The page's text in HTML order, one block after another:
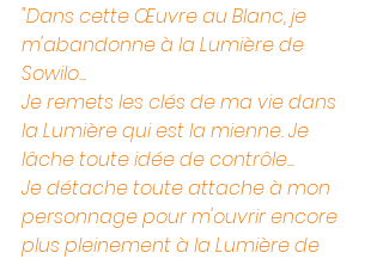
"Dans cette Œuvre au Blanc, je
m'abandonne à la Lumière de
Sowilo...
Je remets les clés de ma vie dans
la Lumière qui est la mienne. Je
lâche toute idée de contrôle...
Je détache toute attache à mon
personnage pour m'ouvrir encore
plus pleinement à la Lumière de